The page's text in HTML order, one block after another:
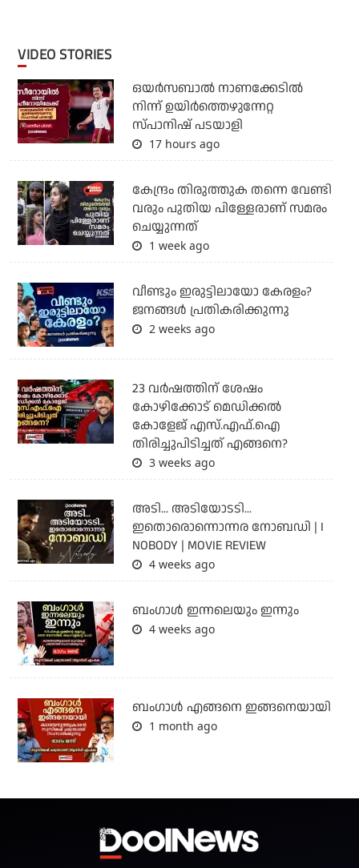
VIDEO STORIES
ഒയര്‍സബാൽ നാണക്കേടിൽ
നിന്ന് ഉയിർത്തെഴുന്നേറ്റ
സ്പാനിഷ് പടയാളി
17 hours ago
കേന്ദ്രം തിരുത്തുക തന്നെ വേണ്ടി
വരും പുതിയ പിള്ളേരാണ് സമരം
ചെയ്യുന്നത്
1 week ago
വീണ്ടും ഇരുട്ടിലായോ കേരളം?
ജനങ്ങൾ പ്രതികരിക്കുന്നു
2 weeks ago
23 വർഷത്തിന് ശേഷം
കോഴിക്കോട് മെഡിക്കൽ
കോളേജ് എസ്.എഫ്.ഐ
തിരിച്ചുപിടിച്ചത് എങ്ങനെ?
3 weeks ago
അടി... അടിയോടടി...
ഇതൊരൊന്നൊന്നര നോബഡി | I
NOBODY | MOVIE REVIEW
4 weeks ago
ബംഗാള്‍ ഇന്നലെയും ഇന്നും
4 weeks ago
ബം​ഗാൾ എങ്ങനെ ഇങ്ങനെയായി
1 month ago